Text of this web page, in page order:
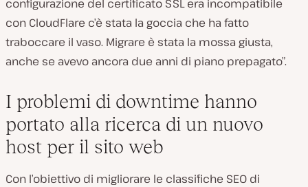
configurazione del certificato SSL era incompatibile
con CloudFlare c’è stata la goccia che ha fatto
traboccare il vaso. Migrare è stata la mossa giusta,
anche se avevo ancora due anni di piano prepagato”.
I problemi di downtime hanno
portato alla ricerca di un nuovo
host per il sito web
Con l’obiettivo di migliorare le classifiche SEO di